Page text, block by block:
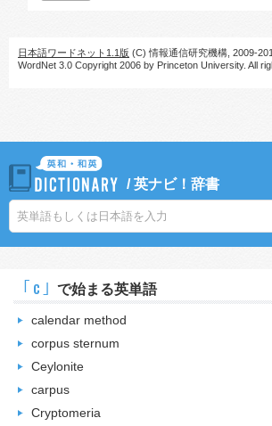
日本語ワードネット1.1版 (C) 情報通信研究機構, 2009-
WordNet 3.0 Copyright 2006 by Princeton University. All
/英ナビ！辞書
｢c｣ で始まる英単語
calendar method
corpus sternum
Ceylonite
carpus
Cryptomeria